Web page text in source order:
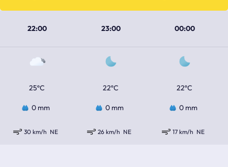
22:00 23:00 00:00
25ºC 22ºC 22ºC
0 mm 0 mm 0 mm
30 km/h NE 26 km/h NE 17 km/h NE